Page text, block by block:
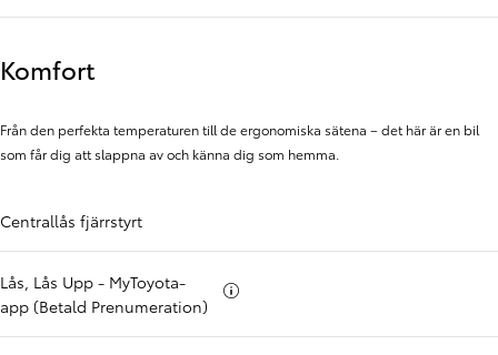
Komfort
Från den perfekta temperaturen till de ergonomiska sätena – det här är en bil
som får dig att slappna av och känna dig som hemma.
Centrallås fjärrstyrt
Lås, Lås Upp - MyToyota-
app (Betald Prenumeration)